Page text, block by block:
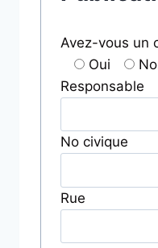
Avez-vous un
Oui
Responsable
No civique
Rue